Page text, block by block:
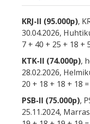
KRJ-II (95.000p),
30.04.2026,
7 + 40 + 25 + 18 +
KTK-II (74.000p),
28.02.2026,
20 + 18 + 18 + 18
PSB-II (75.000p),
25.11.2024,